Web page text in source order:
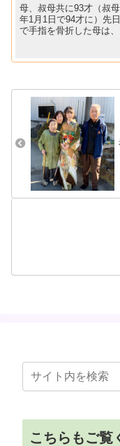
母、叔母共に93才（叔
年1月1日で94才に）先
で手指を骨折した母は
りました(^_-)-☆過疎化
小学校「閉校記念誌」
写真を見ながら、昔...
こちらもご覧